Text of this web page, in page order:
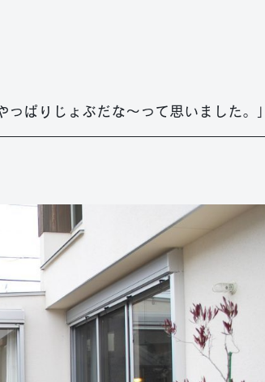
ぱりじょぶだな～って思いました。」